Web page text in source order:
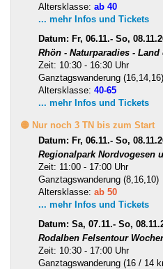
Altersklasse: ab 40
... mehr Infos und Tickets
Datum: Fr, 06.11.- So,
Rhön - Naturparadies -
Zeit: 10:30 - 16:30 Uhr
Ganztagswanderung (16,14,16)
Altersklasse: 40-65
... mehr Infos und Tickets
🟡 Nur noch 3 TN bis zum Start
Datum: Fr, 06.11.- So,
Regionalpark Nordvogesen
Zeit: 11:00 - 17:00 Uhr
Ganztagswanderung (8,16,10)
Altersklasse: ab 50
... mehr Infos und Tickets
Datum: Sa, 07.11.- So,
Rodalben Felsentour
Zeit: 10:30 - 17:00 Uhr
Ganztagswanderung (16 / 14